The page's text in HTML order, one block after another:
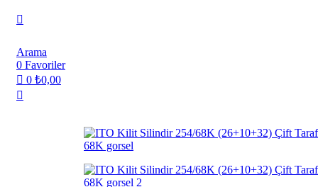
Arama
0 Favoriler
0 ₺0,00